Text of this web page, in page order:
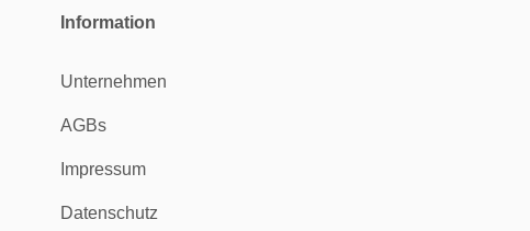
Information
Unternehmen
AGBs
Impressum
Datenschutz